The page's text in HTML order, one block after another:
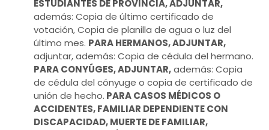
ESTUDIANTES DE PROVINCIA, ADJUNTAR,
además: Copia de último certificado de
votación, Copia de planilla de agua o luz del
último mes. PARA HERMANOS, ADJUNTAR,
adjuntar, además: Copia de cédula del hermano.
PARA CONYÚGES, ADJUNTAR,además: Copia
de cédula del cónyuge o copia de certificado de
unión de hecho. PARA CASOS MÉDICOS O
ACCIDENTES, FAMILIAR DEPENDIENTE CON
DISCAPACIDAD, MUERTE DE FAMILIAR,